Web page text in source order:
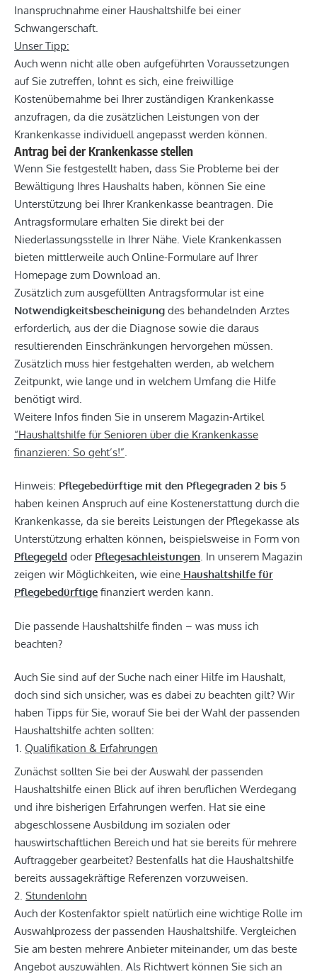
Inanspruchnahme einer Haushaltshilfe bei einer
Schwangerschaft.
Unser Tipp:
Auch wenn nicht alle oben aufgeführten Voraussetzungen
auf Sie zutreffen, lohnt es sich, eine freiwillige
Kostenübernahme bei Ihrer zuständigen Krankenkasse
anzufragen, da die zusätzlichen Leistungen von der
Krankenkasse individuell angepasst werden können.
Antrag bei der Krankenkasse stellen
Wenn Sie festgestellt haben, dass Sie Probleme bei der
Bewältigung Ihres Haushalts haben, können Sie eine
Unterstützung bei Ihrer Krankenkasse beantragen. Die
Antragsformulare erhalten Sie direkt bei der
Niederlassungsstelle in Ihrer Nähe. Viele Krankenkassen
bieten mittlerweile auch Online-Formulare auf Ihrer
Homepage zum Download an.
Zusätzlich zum ausgefüllten Antragsformular ist eine
Notwendigkeitsbescheinigung des behandelnden Arztes
erforderlich, aus der die Diagnose sowie die daraus
resultierenden Einschränkungen hervorgehen müssen.
Zusätzlich muss hier festgehalten werden, ab welchem
Zeitpunkt, wie lange und in welchem Umfang die Hilfe
benötigt wird.
Weitere Infos finden Sie in unserem Magazin-Artikel
“Haushaltshilfe für Senioren über die Krankenkasse
finanzieren: So geht’s!”
Hinweis: Pflegebedürftige mit den Pflegegraden 2 bis 5
haben keinen Anspruch auf eine Kostenerstattung durch die
Krankenkasse, da sie bereits Leistungen der Pflegekasse als
Unterstützung erhalten können, beispielsweise in Form von
Pflegegeld oder Pflegesachleistungen. In unserem Magazin
zeigen wir Möglichkeiten, wie eine Haushaltshilfe für
Pflegebedürftige finanziert werden kann.
Die passende Haushaltshilfe finden – was muss ich
beachten?
Auch Sie sind auf der Suche nach einer Hilfe im Haushalt,
doch sind sich unsicher, was es dabei zu beachten gilt? Wir
haben Tipps für Sie, worauf Sie bei der Wahl der passenden
Haushaltshilfe achten sollten:
Qualifikation & Erfahrungen
Zunächst sollten Sie bei der Auswahl der passenden
Haushaltshilfe einen Blick auf ihren beruflichen Werdegang
und ihre bisherigen Erfahrungen werfen. Hat sie eine
abgeschlossene Ausbildung im sozialen oder
hauswirtschaftlichen Bereich und hat sie bereits für mehrere
Auftraggeber gearbeitet? Bestenfalls hat die Haushaltshilfe
bereits aussagekräftige Referenzen vorzuweisen.
2. Stundenlohn
Auch der Kostenfaktor spielt natürlich eine wichtige Rolle im
Auswahlprozess der passenden Haushaltshilfe. Vergleichen
Sie am besten mehrere Anbieter miteinander, um das beste
Angebot auszuwählen. Als Richtwert können Sie sich an